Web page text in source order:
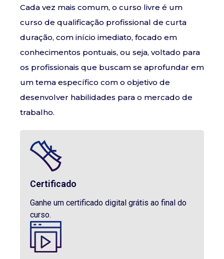
Cada vez mais comum, o curso livre é um
curso de qualificação profissional de curta
duração, com início imediato, focado em
conhecimentos pontuais, ou seja, voltado para
os profissionais que buscam se aprofundar em
um tema específico com o objetivo de
desenvolver habilidades para o mercado de
trabalho.
Certificado
Ganhe um certificado digital grátis ao final do
curso.